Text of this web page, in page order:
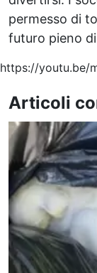
permesso di
futuro pieno
https://youtu.be/
Articoli